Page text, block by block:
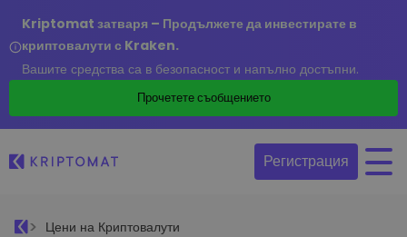
Kriptomat затваря – Продължете да инвестирате в
криптовалути с Kraken.
Вашите средства са в безопасност и напълно достъпни.
Прочетете съобщението
Регистрация
Цени на Криптовалути